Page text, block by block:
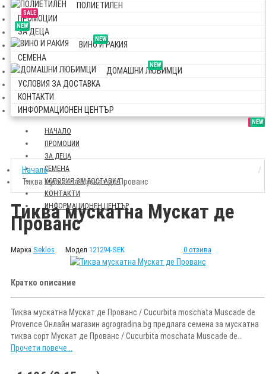
ПОЛИЕТИЛЕН
SALE
ПРОМОЦИИ
NEW
ЗА ДЕЦА
NEW
ВИНО И РАКИЯ
СЕМЕНА
NEW
ДОМАШНИ ЛЮБИМЦИ
УСЛОВИЯ ЗА ДОСТАВКА
КОНТАКТИ
ИНФОРМАЦИОНЕН ЦЕНТЪР
НАЧАЛО
SALE
ПРОМОЦИИ
NEW
ЗА ДЕЦА
СЕМЕНА
УСЛОВИЯ ЗА ДОСТАВКА
КОНТАКТИ
ИНФОРМАЦИОНЕН ЦЕНТЪР
Начало
Тиква мускатна Мускат де Прованс
Тиква мускатна Мускат де
Прованс
Марка Seklos Модел 121294-SEK 0 отзива
Кратко описание
Тиква мускатна Мускат де Прованс / Cucurbita moschata Muscade de
Provence Онлайн магазин agrogradina.bg предлага семена за мускатна
тиква сорт Мускат де Прованс / Cucurbita moschata Muscade de...
Прочети повече...